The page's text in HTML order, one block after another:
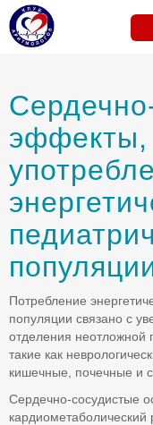
эффекты,
Потребление
популяции связано с
отделения неотложной
такие как
кишечные, почечные и
Сердечно-сосудистые
кардиометаболический